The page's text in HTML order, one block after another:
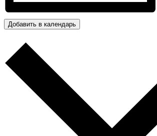
Добавить в календарь